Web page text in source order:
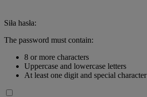
Siła hasła:
The password must contain:
8 or more characters
Uppercase and lowercase letters
At least one digit and special character